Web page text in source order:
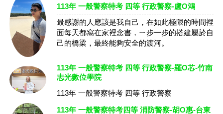
113年 一般警察特考 四等 行政警察-盧O鴻
最感謝的人應該是我自己，在如此極限的時間裡
面每天都窩在家裡念書，ㄧ步一步的搭建屬於自
己的橋梁，最終能夠安全的渡河。
113年 一般警察特考 四等 行政警察-羅O芯-竹南
志光數位學院
113年 一般警察特考 四等 行政警察
113年 一般警察特考四等 消防警察-胡O惠-台東